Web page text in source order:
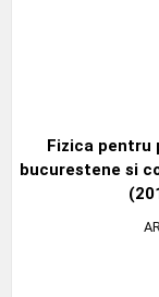
Fizica pentru
bucurestene si